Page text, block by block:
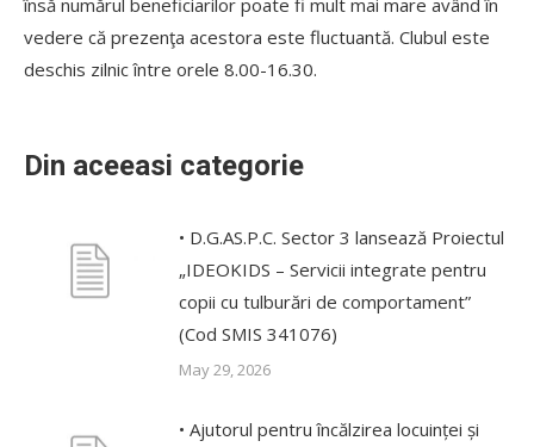
vedere că prezenţa acestora este fluctuantă. Clubul este
deschis zilnic între orele 8.00-16.30.
Din aceeasi categorie
• D.G.AS.P.C. Sector 3 lansează Proiectul
„IDEOKIDS – Servicii integrate pentru
copii cu tulburări de comportament”
(Cod SMIS 341076)
May 29, 2026
• Ajutorul pentru încălzirea locuinței și